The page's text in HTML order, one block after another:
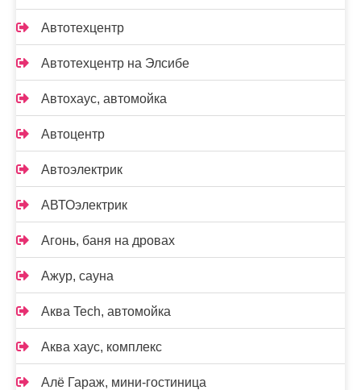
Автотехцентр
Автотехцентр на Элсибе
Автохаус, автомойка
Автоцентр
Автоэлектрик
АВТОэлектрик
Агонь, баня на дровах
Ажур, сауна
Аква Tech, автомойка
Аква хаус, комплекс
Алё Гараж, мини-гостиница